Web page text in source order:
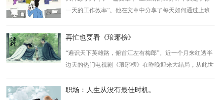
一天的工作效率”。他在文章中分享了每天如何通过上班
再忙也要看《琅琊榜》
“遍识天下英雄路，俯首江左有梅郎”。近一个月来红透半
边天的热门电视剧《琅琊榜》在昨晚迎来大结局，从此世
职场：人生从没有最佳时机。